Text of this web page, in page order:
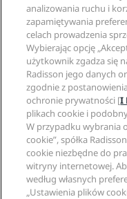
Hotele z certyfikatem
Hotele przyjazne dla
Zdrowie i
Media
Kariery w RHG
Kariery w PPHE
Kariera EHL
The Club by RHG
Współpraca
Odpowiedzialny biznes
Zaopatrzenie
Centrum prywatności
Informacje prawne
Regulamin Radisson
Umowa dotycząca
Dostępność cyfrowa
Oświadczenie
Pomoc
Ostrzeżenia dla
Kontakt
Najczęściej zadawane
Mapa witryny
Media
Marki Radisson Hotels
analizowania ruchu i
zapamiętywania
celach prowadzenia
Wybierając opcję
użytkownik zgadza się
Radisson jego danych
zgodnie z
ochronie prywatności [I
plikach cookie i
W przypadku wybrania
cookie”, spółka
cookie niezbędne do
witryny internetowej.
według własnych
„Ustawienia plików